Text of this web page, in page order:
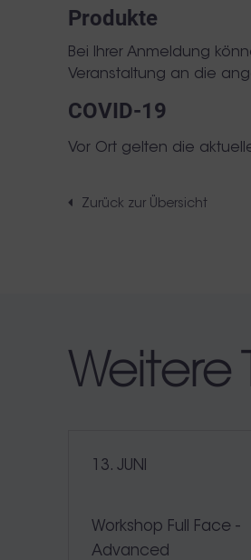
Produkte
Bei Ihrer Anmeldung
Veranstaltung an die
COVID-19
Vor Ort gelten die
Zurück zur Übersicht
Weitere
13. JUNI
Workshop Full Face -
Advanced